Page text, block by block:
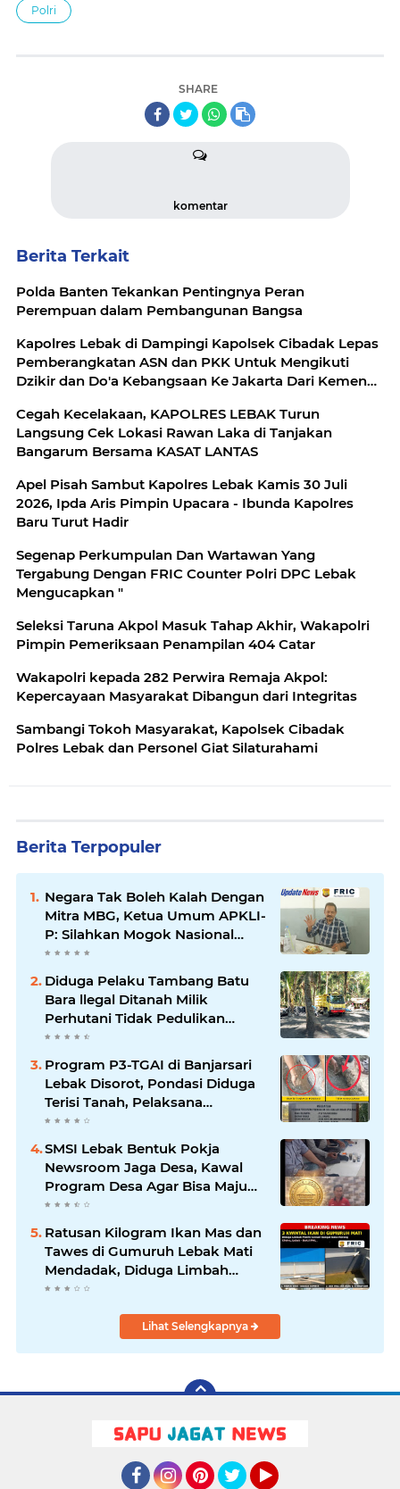
Polri
SHARE
komentar
Berita Terkait
Polda Banten Tekankan Pentingnya Peran
Perempuan dalam Pembangunan Bangsa
Kapolres Lebak di Dampingi Kapolsek Cibadak Lepas
Pemberangkatan ASN dan PKK Untuk Mengikuti
Dzikir dan Do'a Kebangsaan Ke Jakarta Dari Kemenag
Cegah Kecelakaan, KAPOLRES LEBAK Turun
Langsung Cek Lokasi Rawan Laka di Tanjakan
Bangarum Bersama KASAT LANTAS
Apel Pisah Sambut Kapolres Lebak Kamis 30 Juli
2026, Ipda Aris Pimpin Upacara - Ibunda Kapolres
Baru Turut Hadir
Segenap Perkumpulan Dan Wartawan Yang
Tergabung Dengan FRIC Counter Polri DPC Lebak
Mengucapkan "
Seleksi Taruna Akpol Masuk Tahap Akhir, Wakapolri
Pimpin Pemeriksaan Penampilan 404 Catar
Wakapolri kepada 282 Perwira Remaja Akpol:
Kepercayaan Masyarakat Dibangun dari Integritas
Sambangi Tokoh Masyarakat, Kapolsek Cibadak
Polres Lebak dan Personel Giat Silaturahami
Berita Terpopuler
Negara Tak Boleh Kalah Dengan
Mitra MBG, Ketua Umum APKLI-
P: Silahkan Mogok Nasional
Ganti Kantin Sekolah
Diduga Pelaku Tambang Batu
Bara llegal Ditanah Milik
Perhutani Tidak Pedulikan
Dampak Lingkungan
Program P3-TGAI di Banjarsari
Lebak Disorot, Pondasi Diduga
Terisi Tanah, Pelaksana
Terancam Sanksi Berat Hingga
SMSI Lebak Bentuk Pokja
Newsroom Jaga Desa, Kawal
Program Desa Agar Bisa Maju
dan Mandiri
Ratusan Kilogram Ikan Mas dan
Tawes di Gumuruh Lebak Mati
Mendadak, Diduga Limbah
Pabrik RPH Ayam Cemari
Lihat Selengkapnya